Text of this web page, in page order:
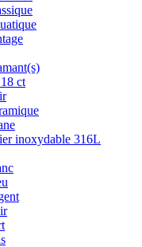
ct
inoxydable 316L